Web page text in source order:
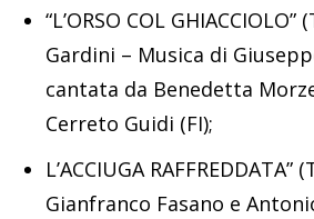
“L’ORSO COL
Gardini – Musica di
cantata da Benedetta
Cerreto Guidi (FI);
L’ACCIUGA
Gianfranco Fasano e